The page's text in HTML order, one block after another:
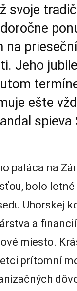
svoje
na
Jeho
ešte
spieva
paláca na
bolo
Uhorskej
a
miesto.
prítomní